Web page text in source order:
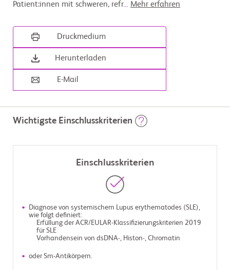
Patient:innen mit schweren, refr... Mehr erfahren
Druckmedium
Herunterladen
E-Mail
Wichtigste Einschlusskriterien
Einschlusskriterien
Diagnose von systemischem Lupus erythematodes (SLE),
wie folgt definiert:
Erfüllung der ACR/EULAR-Klassifizierungskriterien 2019
für SLE
Vorhandensein von dsDNA-, Histon-, Chromatin
oder Sm-Antikörpern.